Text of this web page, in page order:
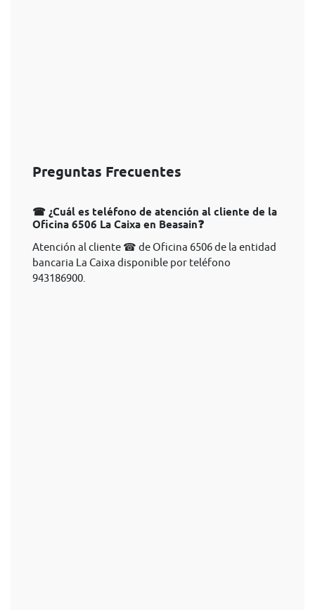
Preguntas Frecuentes
☎ ¿Cuál es teléfono de atención al cliente de la
Oficina 6506 La Caixa en Beasain❓
Atención al cliente ☎ de Oficina 6506 de la entidad
bancaria La Caixa disponible por teléfono
943186900.